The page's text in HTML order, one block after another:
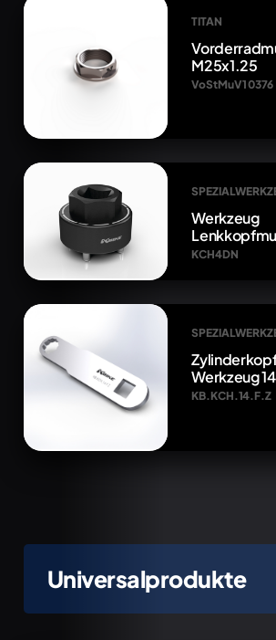
TITAN
M25x1.25
VoStMuV1 0376
Werkzeug
KCH4DN
Werkzeug
KB.KCH.14.F.Z
Universalprodukte